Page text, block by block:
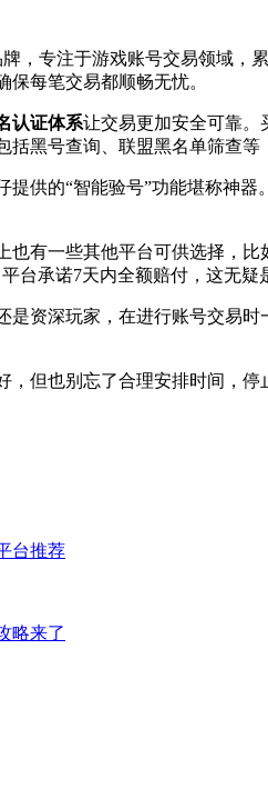
，专注于游戏账号交易领域，
保每笔交易都顺畅无忧。
认证体系让交易更加安全可靠。
括黑号查询、联盟黑名单筛查等
提供的“智能验号”功能堪称神
也有一些其他平台可供选择，
台承诺7天内全额赔付，这无疑
是资深玩家，在进行账号交易
，但也别忘了合理安排时间，
台推荐
略来了